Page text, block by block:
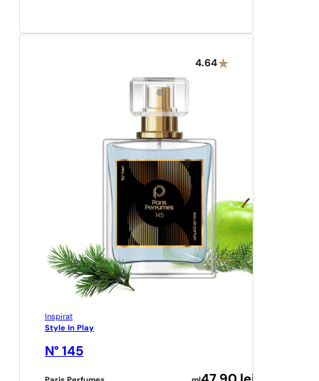
4.64
Inspirat
Style In Play
N° 145